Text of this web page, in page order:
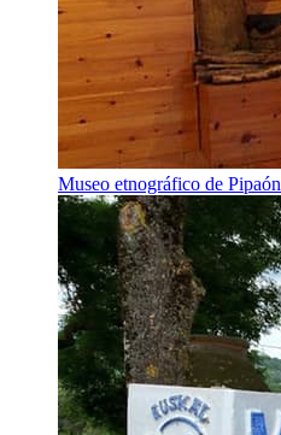
Museo etnográfico de Pipaón